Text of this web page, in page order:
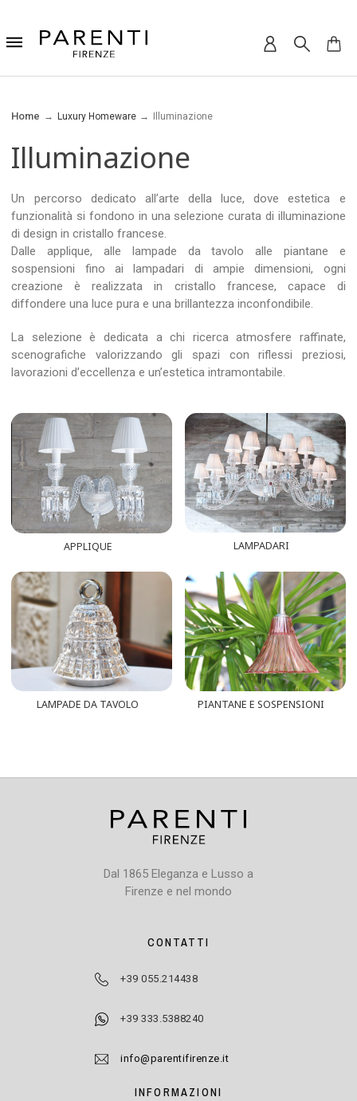
Home Luxury Homeware Illuminazione
Illuminazione
Un percorso dedicato all’arte della luce, dove estetica e
funzionalità si fondono in una selezione curata di illuminazione
di design in cristallo francese.
Dalle applique, alle lampade da tavolo alle piantane e
sospensioni fino ai lampadari di ampie dimensioni, ogni
creazione è realizzata in cristallo francese, capace di
diffondere una luce pura e una brillantezza inconfondibile.
La selezione è dedicata a chi ricerca atmosfere raffinate,
scenografiche valorizzando gli spazi con riflessi preziosi,
lavorazioni d’eccellenza e un’estetica intramontabile.
APPLIQUE LAMPADARI
LAMPADE DA TAVOLO PIANTANE E SOSPENSIONI
Dal 1865 Eleganza e Lusso a
Firenze e nel mondo
CONTATTI
+39 055.214438
+39 333.5388240
info@parentifirenze.it
INFORMAZIONI